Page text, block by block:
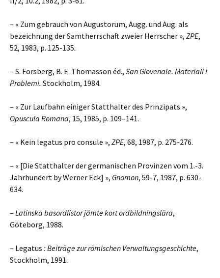
– « Zum gebrauch von Augustorum, Augg. und Aug. als
bezeichnung der Samtherrschaft zweier Herrscher », ZPE,
52, 1983, p. 125-135.
– S. Forsberg, B. E. Thomasson éd., San Giovenale. Materiali i
Problemi. Stockholm, 1984.
– « Zur Laufbahn einiger Statthalter des Prinzipats »,
Opuscula Romana, 15, 1985, p. 109–141.
– « Kein legatus pro consule », ZPE, 68, 1987, p. 275-276.
– « [Die Statthalter der germanischen Provinzen vom 1.-3.
Jahrhundert by Werner Eck] », Gnomon, 59-7, 1987, p. 630-
634.
– Latinska basordlistor jämte kort ordbildningslära,
Göteborg, 1988.
– Legatus : Beiträge zur römischen Verwaltungsgeschichte,
Stockholm, 1991.